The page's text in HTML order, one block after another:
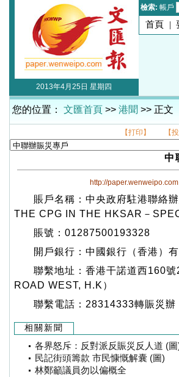
檢索: 帳戶
首頁 |
2013年4月25日 星期四
您的位置： 文匯首頁 >> 港聞 >> 正文
【打印】 【
中
http://paper.wenweipo.com
賬戶名稱：中央政府駐港聯絡
THE CPG IN THE HKSAR－
賬號：01287500193328
開戶銀行：中國銀行（香港）有
聯繫地址：香港干諾道西160
ROAD WEST, H.K）
聯繫電話：28314333轉賑災辦
相關新聞
各界怒斥：反對派反賑災反人道 (圖
民記街頭籌款 市民慷慨解囊 (圖)
林鄭籲議員勿以偏概全